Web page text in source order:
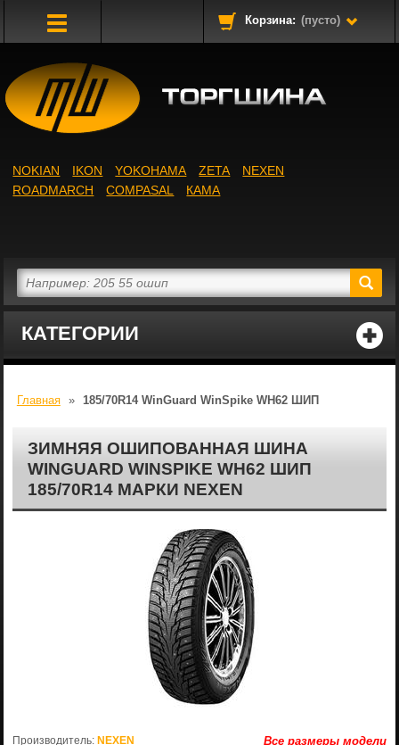
Корзина: (пусто)
КАТЕГОРИИ
NOKIAN IKON YOKOHAMA ZETA
NEXEN
ROADMARCH
COMPASAL КАМА
Главная » 185/70R14 WinGuard WinSpike WH62 ШИП
ЗИМНЯЯ ОШИПОВАННАЯ ШИНА
WINGUARD WINSPIKE WH62 ШИП
185/70R14 МАРКИ NEXEN
Все размеры модели
Производитель: NEXEN